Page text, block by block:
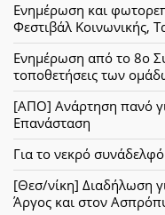
Ενημέρωση και
Φεστιβάλ Κοινωνικής,
Ενημέρωση από το 8ο
τοποθετήσεις των
[ΑΠΟ] Ανάρτηση πανό
Επανάσταση
Για το νεκρό
[Θεσ/νίκη] Διαδήλωση
Άργος και στον